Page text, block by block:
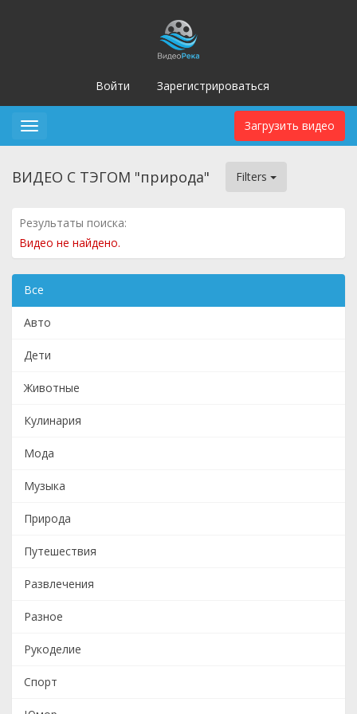
Войти Зарегистрироваться
Загрузить видео
Toggle
ВИДЕО С ТЭГОМ "природа" Filters
Результаты поиска:
Видео не найдено.
Все
Авто
Дети
Животные
Кулинария
Мода
Музыка
Природа
Путешествия
Развлечения
Разное
Рукоделие
Спорт